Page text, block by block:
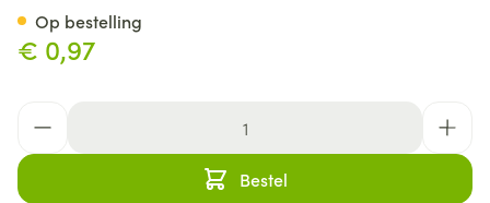
€ 0,97
Bestel
Op bestelling